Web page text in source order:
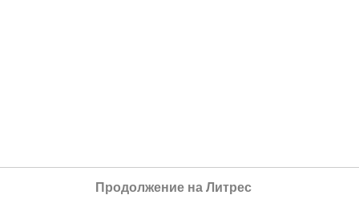
Продолжение на Литрес